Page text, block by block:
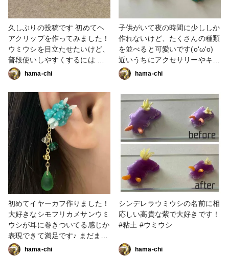
久しぶりの投稿です 初めてヘ
アクリップを作ってみました！
ウミウシを目立たせたいけど、
普段使いしやすくするには も
う少しキラキラパーツが多い方
がいいかな？ #アクセサリー部
#アクセサリー #粘土 #ウミウ
シ #ファンれぽ_partsclub
hama-chi
子供がいて夜の時間に少ししか
作れないけど、たくさんの種類
を並べると可愛いです(o'ω'o)
近いうちにアクセサリーやキー
ホルダーにしようと思ってま
す！ #夏作品コンテスト #ミニ
hama-chi
初めてイヤーカフ作りました！
大好きなシモフリカメサンウミ
ウシが耳に巻きついてる感じか
表現できて満足です♪ まだまだ
金具のサイズ感とかの調整が難
hama-chi
シンデレラウミウシの名前に相
応しい高貴な紫で大好きです！
#粘土 #ウミウシ
hama-chi